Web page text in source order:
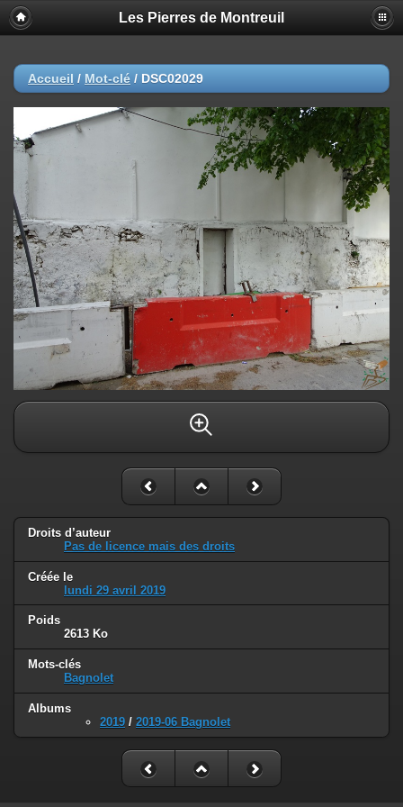
Les Pierres de Montreuil
Accueil / Mot-clé / DSC02029
Droits d’auteur
Pas de licence mais des droits
Créée le
lundi 29 avril 2019
Poids
2613 Ko
Mots-clés
Bagnolet
Albums
2019 / 2019-06 Bagnolet